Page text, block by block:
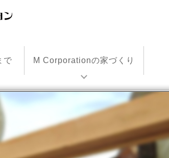
で M Corporationの家づくり